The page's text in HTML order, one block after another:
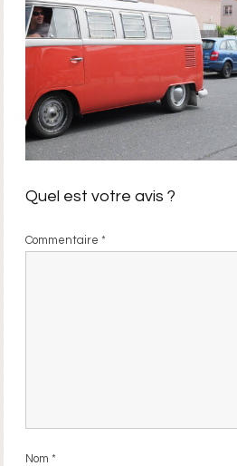
Quel est votre avis ?
Commentaire *
Nom *